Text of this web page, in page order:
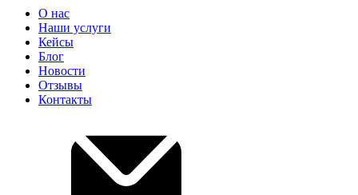
О нас
Наши услуги
Кейсы
Блог
Новости
Отзывы
Контакты